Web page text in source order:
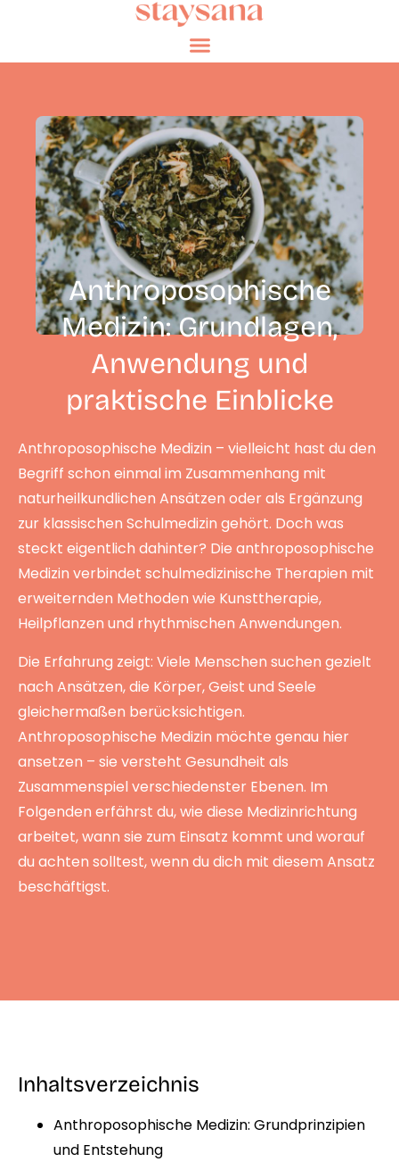
Anthroposophische
Medizin: Grundlagen,
Anwendung und
praktische Einblicke
Anthroposophische Medizin – vielleicht hast du den
Begriff schon einmal im Zusammenhang mit
naturheilkundlichen Ansätzen oder als Ergänzung
zur klassischen Schulmedizin gehört. Doch was
steckt eigentlich dahinter? Die anthroposophische
Medizin verbindet schulmedizinische Therapien mit
erweiternden Methoden wie Kunsttherapie,
Heilpflanzen und rhythmischen Anwendungen.
Die Erfahrung zeigt: Viele Menschen suchen gezielt
nach Ansätzen, die Körper, Geist und Seele
gleichermaßen berücksichtigen.
Anthroposophische Medizin möchte genau hier
ansetzen – sie versteht Gesundheit als
Zusammenspiel verschiedenster Ebenen. Im
Folgenden erfährst du, wie diese Medizinrichtung
arbeitet, wann sie zum Einsatz kommt und worauf
du achten solltest, wenn du dich mit diesem Ansatz
beschäftigst.
Inhaltsverzeichnis
Anthroposophische Medizin: Grundprinzipien
und Entstehung